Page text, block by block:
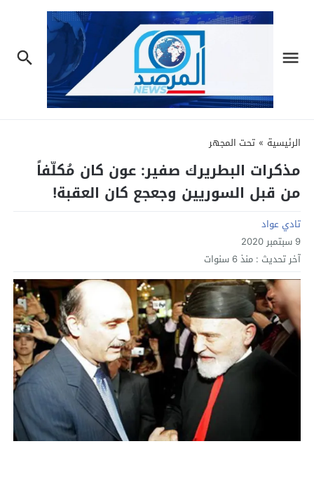
الرئيسية » تحت المجهر
مذكرات البطريرك صفير: عون كان مُكلّفاً
من قبل السوريين وجعجع كان العقبة!
تادي عواد
9 سبتمبر 2020
آخر تحديث : منذ 6 سنوات